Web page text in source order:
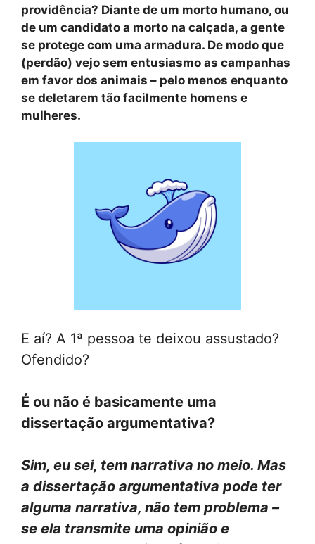
providência? Diante de um morto humano, ou
de um candidato a morto na calçada, a gente
se protege com uma armadura. De modo que
(perdão) vejo sem entusiasmo as campanhas
em favor dos animais – pelo menos enquanto
se deletarem tão facilmente homens e
mulheres.
E aí? A 1ª pessoa te deixou assustado?
Ofendido?
É ou não é basicamente uma
dissertação argumentativa?
Sim, eu sei, tem narrativa no meio. Mas
a dissertação argumentativa pode ter
alguma narrativa, não tem problema –
se ela transmite uma opinião e